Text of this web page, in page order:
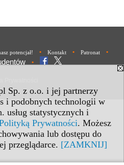
Sp. z o.o. i jej partnerzy
i podobnych technologii w
usług statystycznych i
Prywatności. Możesz
lub dostępu do
przeglądarce. [ZAMKNIJ]
potencjał! • Kontakt • Patronat •
•